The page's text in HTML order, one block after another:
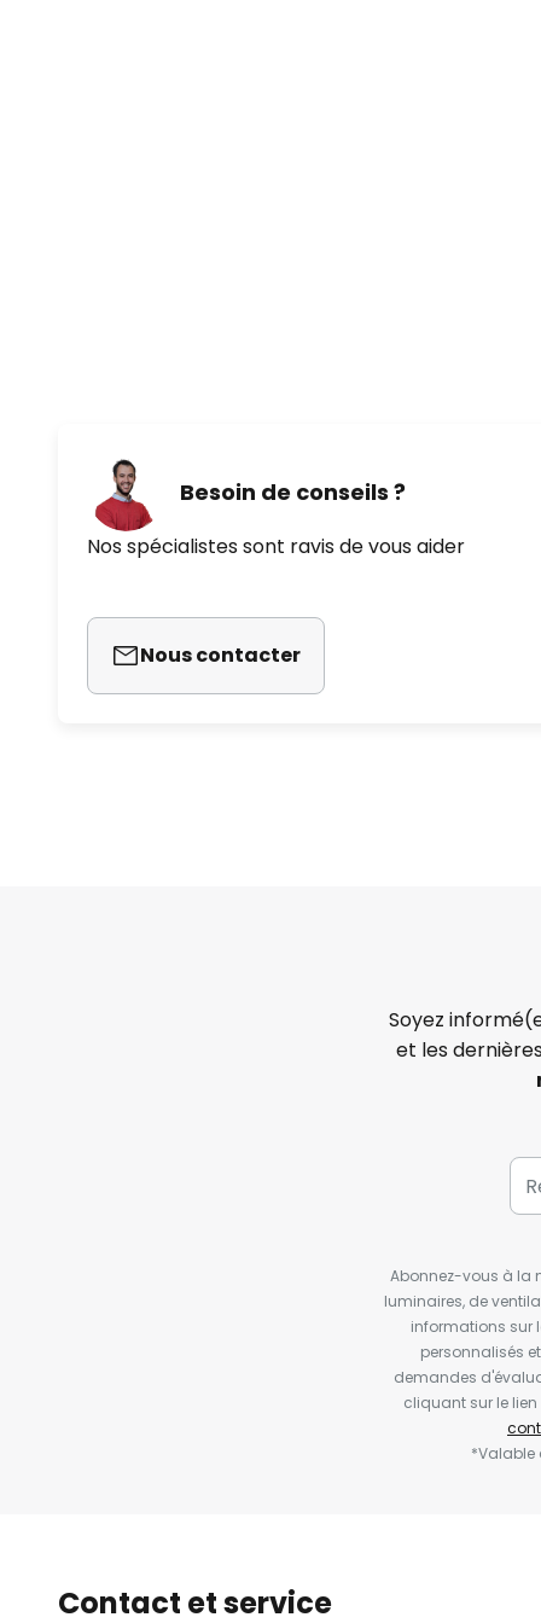
- Niveau sonore du ventilateur :
- Indice de rendement (SV) :
- La télécommande fonctionne
NiCa
Besoin de conseils ?
Nos spécialistes sont ravis de vous aider
Nous contacter
Soyez
et les
Abonnez-vous à la
luminaires, de
informations sur
personnalisés
demandes
cliquant sur le
*Valable
Contact et service